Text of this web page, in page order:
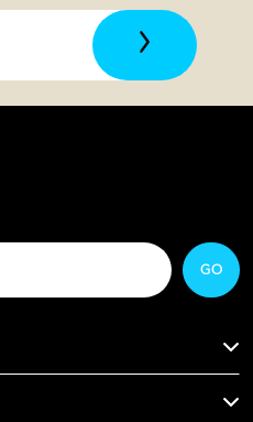
GO